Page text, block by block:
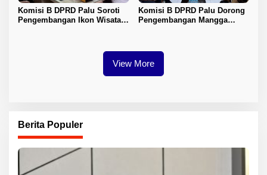
Komisi B DPRD Palu Soroti
Pengembangan Ikon Wisata
Komisi B DPRD Palu Dorong
Pengembangan Mangga
View More
Berita Populer